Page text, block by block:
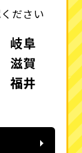
ださい
岐阜
滋賀
福井